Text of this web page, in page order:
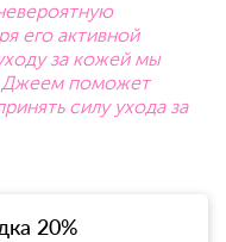
его активной
за кожей мы
Джеем поможет
силу ухода за
20%